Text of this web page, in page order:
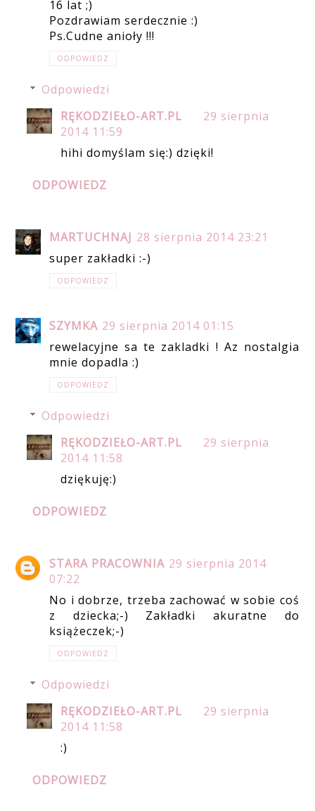
16 lat ;)
Pozdrawiam serdecznie :)
Ps.Cudne anioły !!!
ODPOWIEDZ
Odpowiedzi
RĘKODZIEŁO-ART.PL
29 sierpnia
2014 11:59
hihi domyślam się:) dzięki!
ODPOWIEDZ
MARTUCHNAJ 28 sierpnia 2014 23:21
super zakładki :-)
ODPOWIEDZ
SZYMKA 29 sierpnia 2014 01:15
rewelacyjne sa te zakladki ! Az nostalgia
mnie dopadla :)
ODPOWIEDZ
Odpowiedzi
RĘKODZIEŁO-ART.PL
29 sierpnia
2014 11:58
dziękuję:)
ODPOWIEDZ
STARA PRACOWNIA 29 sierpnia 2014
07:22
No i dobrze, trzeba zachować w sobie coś
z dziecka;-) Zakładki akuratne do
książeczek;-)
ODPOWIEDZ
Odpowiedzi
RĘKODZIEŁO-ART.PL
29 sierpnia
2014 11:58
:)
ODPOWIEDZ